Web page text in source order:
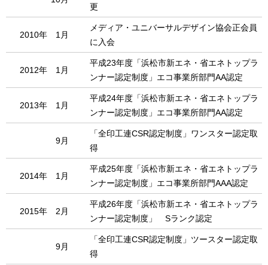
更
2010年 1月
メディア・ユニバーサルデザイン協会正会員
に入会
2012年 1月
平成23年度「浜松市新エネ・省エネトップラ
ンナー認定制度」エコ事業所部門AA認定
2013年 1月
平成24年度「浜松市新エネ・省エネトップラ
ンナー認定制度」エコ事業所部門AA認定
9月
「全印工連CSR認定制度」ワンスター認定取
得
2014年 1月
平成25年度「浜松市新エネ・省エネトップラ
ンナー認定制度」エコ事業所部門AAA認定
2015年 2月
平成26年度「浜松市新エネ・省エネトップラ
ンナー認定制度」 Sランク認定
9月
「全印工連CSR認定制度」ツースター認定取
得